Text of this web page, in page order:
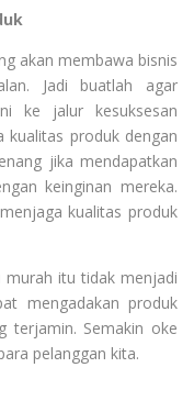
akan membawa bisnis
Jadi buatlah agar
ke jalur kesuksesan
kualitas produk dengan
jika mendapatkan
keinginan mereka.
kualitas produk
murah itu tidak menjadi
mengadakan produk
terjamin. Semakin oke
pelanggan kita.